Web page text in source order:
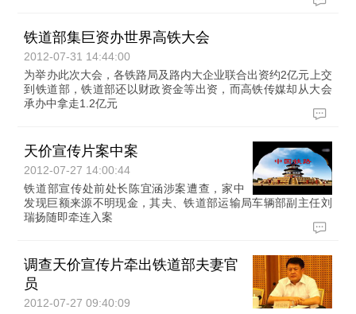
铁道部集巨资办世界高铁大会
2012-07-31 14:44:00
为举办此次大会，各铁路局及路内大企业联合出资约2亿元上交
到铁道部，铁道部还以财政资金等出资，而高铁传媒却从大会
承办中拿走1.2亿元
天价宣传片案中案
2012-07-27 14:00:44
铁道部宣传处前处长陈宜涵涉案遭查，家中
发现巨额来源不明现金，其夫、铁道部运输局车辆部副主任刘
瑞扬随即牵连入案
调查天价宣传片牵出铁道部夫妻官
员
2012-07-27 09:40:09